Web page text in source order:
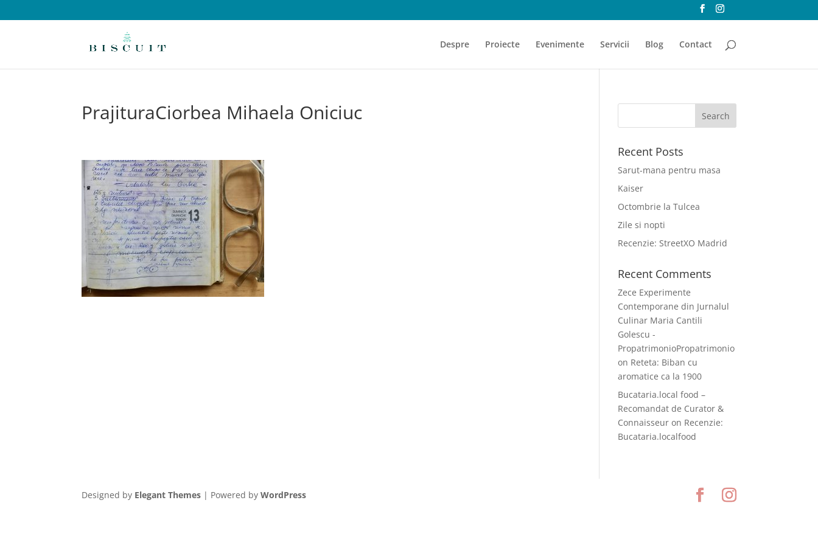
Despre Proiecte Evenimente Servicii Blog Contact
PrajituraCiorbea Mihaela Oniciuc
Recent Posts
Sarut-mana pentru masa
Kaiser
Octombrie la Tulcea
Zile si nopti
Recenzie: StreetXO Madrid
Recent Comments
Zece Experimente
Contemporane din Jurnalul
Culinar Maria Cantili
Golescu -
PropatrimonioPropatrimonio
on Reteta: Biban cu
aromatice ca la 1900
Bucataria.local food –
Recomandat de Curator &
Connaisseur on Recenzie:
Bucataria.localfood
Designed by Elegant Themes | Powered byWordPress